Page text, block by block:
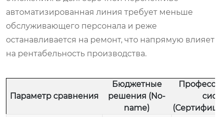
автоматизированная линия требует меньше
обслуживающего персонала и реже
останавливается на ремонт, что напрямую влияет
на рентабельность производства.
Параметр сравнения
Бюджетные
решения (No-
name)